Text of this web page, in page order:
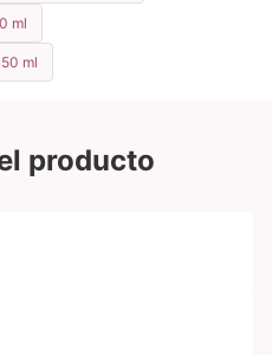
ml
ml
producto